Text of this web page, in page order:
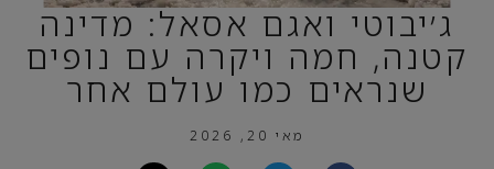
ג׳יבוטי ואגם אסאל: מדינה
קטנה, חמה ויקרה עם נופים
שנראים כמו עולם אחר
מאי 20, 2026